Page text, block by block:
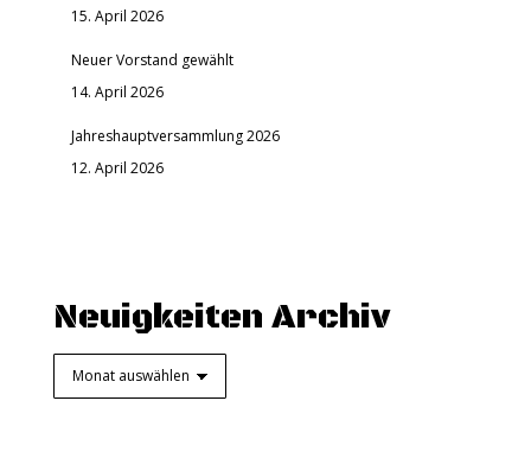
15. April 2026
Neuer Vorstand gewählt
14. April 2026
Jahreshauptversammlung 2026
12. April 2026
Neuigkeiten Archiv